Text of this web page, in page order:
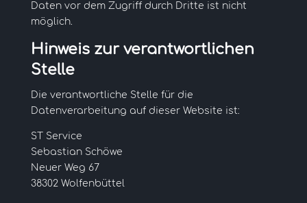
Daten vor dem Zugriff durch Dritte ist nicht
möglich.
Hinweis zur verantwortlichen
Stelle
Die verantwortliche Stelle für die
Datenverarbeitung auf dieser Website ist:
ST Service
Sebastian Schöwe
Neuer Weg 67
38302 Wolfenbüttel